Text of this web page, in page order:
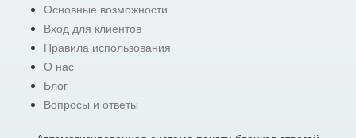
Основные возможности
Вход для клиентов
Правила использования
О нас
Блог
Вопросы и ответы